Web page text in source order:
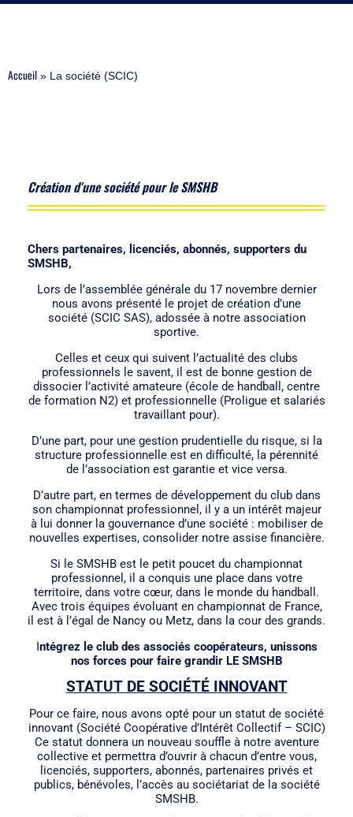
Accueil » La société (SCIC)
Création d'une société pour le SMSHB
Chers partenaires, licenciés, abonnés, supporters du
SMSHB,
Lors de l’assemblée générale du 17 novembre dernier
nous avons présenté le projet de création d’une
société (SCIC SAS), adossée à notre association
sportive.
Celles et ceux qui suivent l’actualité des clubs
professionnels le savent, il est de bonne gestion de
dissocier l’activité amateure (école de handball, centre
de formation N2) et professionnelle (Proligue et salariés
travaillant pour).
D’une part, pour une gestion prudentielle du risque, si la
structure professionnelle est en difficulté, la pérennité
de l’association est garantie et vice versa.
D’autre part, en termes de développement du club dans
son championnat professionnel, il y a un intérêt majeur
à lui donner la gouvernance d’une société : mobiliser de
nouvelles expertises, consolider notre assise financière.
Si le SMSHB est le petit poucet du championnat
professionnel, il a conquis une place dans votre
territoire, dans votre cœur, dans le monde du handball.
Avec trois équipes évoluant en championnat de France,
il est à l’égal de Nancy ou Metz, dans la cour des grands.
Intégrez le club des associés coopérateurs, unissons
nos forces pour faire grandir LE SMSHB
STATUT DE SOCIÉTÉ INNOVANT
Pour ce faire, nous avons opté pour un statut de société
innovant (Société Coopérative d’Intérêt Collectif – SCIC)
Ce statut donnera un nouveau souffle à notre aventure
collective et permettra d’ouvrir à chacun d’entre vous,
licenciés, supporters, abonnés, partenaires privés et
publics, bénévoles, l’accès au sociétariat de la société
SMSHB.